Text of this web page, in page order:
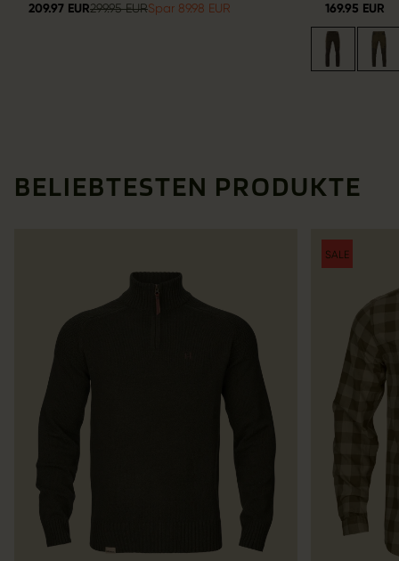
209.97 EUR299.95 EURSpar 89.98 EUR 169.95 EUR
BELIEBTESTEN PRODUKTE
SALE